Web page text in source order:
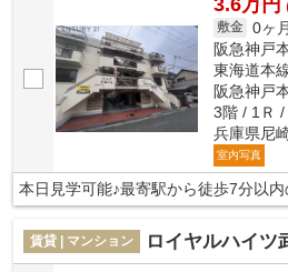
敷金 0ヶ月
阪急神戸
東海道本
阪急神戸
3階 / 1Ｒ /
兵庫県尼
室内写真
本日見学可能♪最寄駅から徒歩7分以内
賃貸 | マンション ロイヤルハイツ